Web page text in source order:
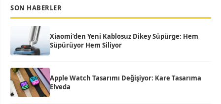
SON HABERLER
Xiaomi’den Yeni Kablosuz Dikey Süpürge: Hem
Süpürüyor Hem Siliyor
Apple Watch Tasarımı Değişiyor: Kare Tasarıma
Elveda